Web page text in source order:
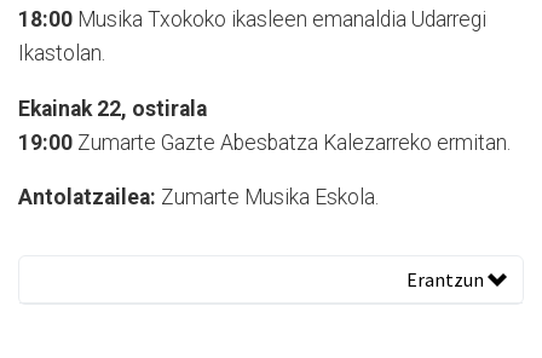
18:00 Musika Txokoko ikasleen emanaldia Udarregi
Ikastolan.
Ekainak 22, ostirala
19:00 Zumarte Gazte Abesbatza Kalezarreko ermitan.
Antolatzailea: Zumarte Musika Eskola.
Erantzun